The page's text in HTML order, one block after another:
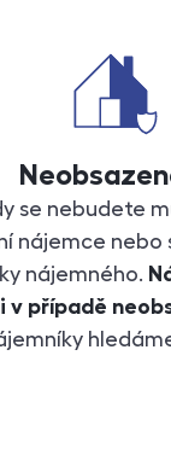
se nebudete
nájemce nebo
nájemného.
v případě